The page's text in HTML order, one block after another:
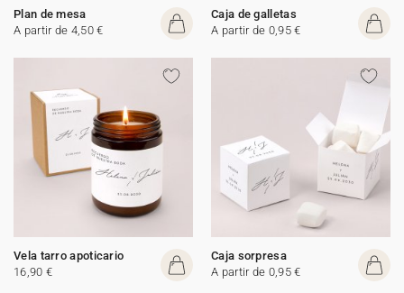
Plan de mesa
A partir de 4,50 €
Caja de galletas
A partir de 0,95 €
Vela tarro apoticario
16,90 €
Caja sorpresa
A partir de 0,95 €